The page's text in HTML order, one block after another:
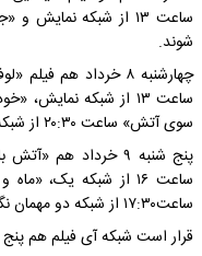
شوند.
سوی آتش» ساعت ۲۰:۳۰ از شبکه چهار پخش خواهند شد.
ساعت۱۷:۳۰ از شبکه دو مهمان نگاه مخاطبان می شوند.
قرار است شبکه آی فیلم هم پنج شنبه ۹ خرداد میزبان یک مینی